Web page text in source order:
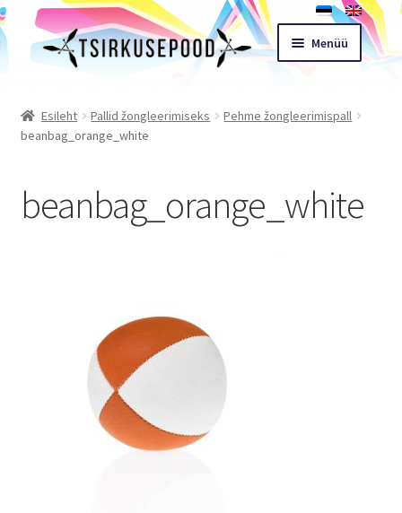
Liigu
navigeerimisele
Liigu
sisu
Menüü
Pood
Ostukorv
Esileht Pallid žongleerimiseks
Pehme žongleerimispall
beanbag_orange_white
beanbag_orange_white